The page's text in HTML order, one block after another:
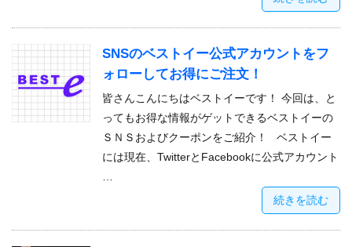
SNSのベストイー公式アカウントをフ
ォローしてお得にご注文！
皆さんこんにちはベストイーです！ 今回は、と
ってもお得な情報がゲットできるベストイーの
ＳＮＳおよびクーポンをご紹介！ ベストイー
には現在、TwitterとFacebookに公式アカウント
続きを読む